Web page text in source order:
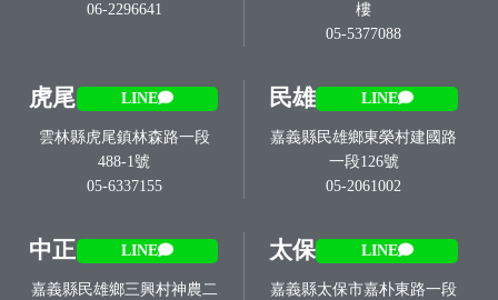
06-2296641
樓
05-5377088
虎尾 LINE
雲林縣虎尾鎮林森路一段
488-1號
05-6337155
民雄 LINE
嘉義縣民雄鄉東榮村建國路
一段126號
05-2061002
中正 LINE
嘉義縣民雄鄉三興村神農二
太保 LINE
嘉義縣太保市嘉朴東路一段